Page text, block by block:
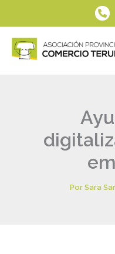
contenido
Por Sara